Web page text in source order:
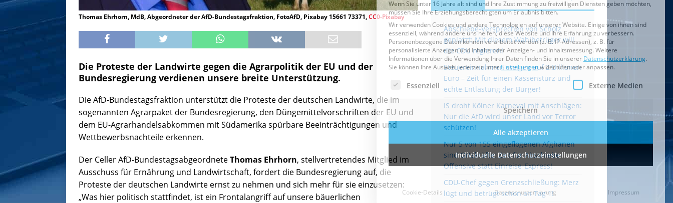
Thomas Ehrhorn, MdB, Abgeordneter der AfD-Bundestagsfraktion, FotoAfD, Pixabay 15661 73371,CC0-Pixabay
Die Proteste der Landwirte gegen die Agrarpolitik der EU und der
Bundesregierung verdienen unsere breite Unterstützung.
Die AfD-Bundestagsfraktion unterstützt die Proteste der deutschen Landwirte, die im
sogenannten Agrarpaket der Bundesregierung, den Düngemittelvorschriften der EU und
dem EU-Agrarhandelsabkommen mit Südamerika spürbare Beeinträchtigungen und
Wettbewerbsnachteile erkennen.
Der Celler AfD-BundestagsabgeordneteThomas Ehrhorn, stellvertretendes Mitglied im
Ausschuss für Ernährung und Landwirtschaft, fordert die Bundesregierung auf, die
Proteste der deutschen Landwirte ernst zu nehmen und sich mehr für sie einzusetzen:
„Was hier politisch stattfindet, ist ein Frontalangriff auf unsere bäuerlichen
Abschiebe-Versprechen von Scholz
geplatzt: Mit diesem Wahlbetrüger will
die CDU regieren!
Steuereinnahmen steigen auf 2 Billionen
Euro – Zeit für einen Kassensturz und
echte Entlastung der Bürger!
IS droht Kölner Karneval mit Anschlägen:
Nur die AfD wird unser Land vor Terror
schützen!
Nur 5 von 155 eingeflogenen Afghanen
sind Ortskräfte: Zeit für Abschiebe-
Offensive statt Einreise-Express!
CDU-Chef gegen Grenzschließung: Merz
lügt und betrügt schon an Tag 1!